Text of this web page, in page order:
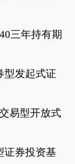
三年持有期
型发起式证
易型开放式
证券投资基